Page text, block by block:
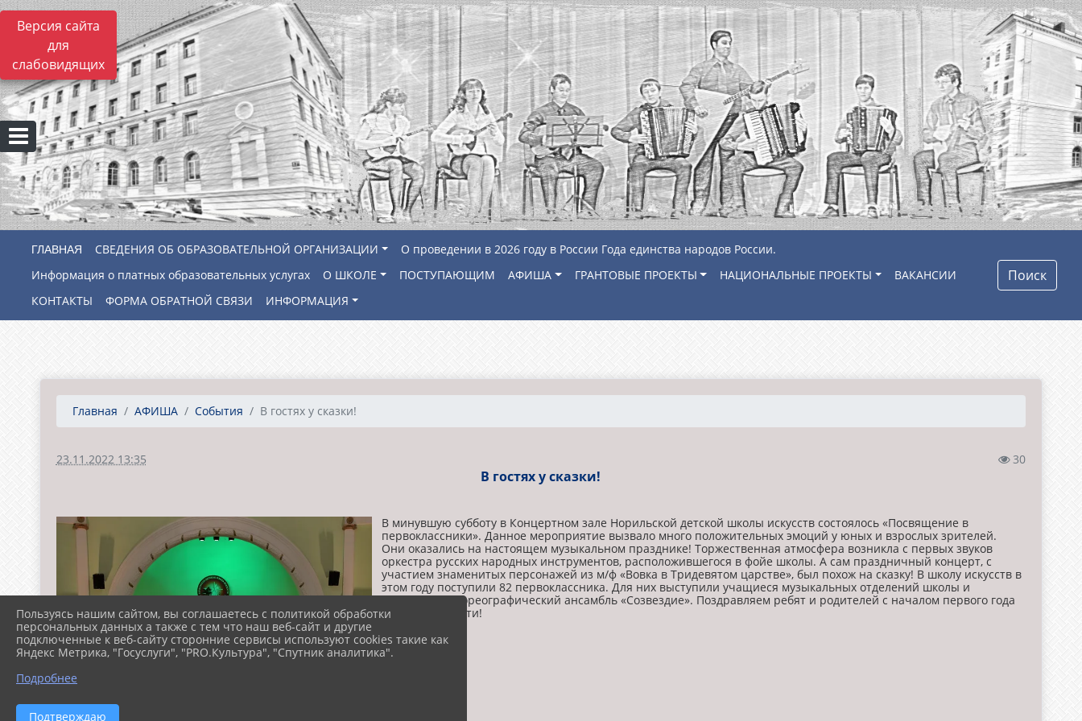
Версия сайта
для
слабовидящих
СВЕДЕНИЯ ОБ ОБРАЗОВАТЕЛЬНОЙ ОРГАНИЗАЦИИ
О проведении в 2026 году в России Года единства народов России.
Информация о платных образовательных услугах
О ШКОЛЕ ПОСТУПАЮЩИМ АФИША ГРАНТОВЫЕ ПРОЕКТЫ НАЦИОНАЛЬНЫЕ ПРОЕКТЫ
ВАКАНСИИ
КОНТАКТЫ
ФОРМА ОБРАТНОЙ СВЯЗИ ИНФОРМАЦИЯ
Поиск
Главная АФИША События В гостях у сказки!
23.11.2022 13:35 30
В гостях у сказки!
В минувшую субботу в Концертном зале Норильской детской школы искусств состоялось «Посвящение в
первоклассники». Данное мероприятие вызвало много положительных эмоций у юных и взрослых зрителей.
Они оказались на настоящем музыкальном празднике! Торжественная атмосфера возникла с первых звуков
оркестра русских народных инструментов, расположившегося в фойе школы. А сам праздничный концерт, с
участием знаменитых персонажей из м/ф «Вовка в Тридевятом царстве», был похож на сказку! В школу искусств в
этом году поступили 82 первоклассника. Для них выступили учащиеся музыкальных отделений школы и
Образцовый хореографический ансамбль «Созвездие». Поздравляем ребят и родителей с началом первого года
творческого пути!
Пользуясь нашим сайтом, вы соглашаетесь с политикой обработки
персональных данных а также с тем что наш веб-сайт и другие
подключенные к веб-сайту сторонние сервисы используют cookies такие как
Яндекс Метрика, "Госуслуги", "PRO.Культура", "Спутник аналитика".
Подробнее
Подтверждаю